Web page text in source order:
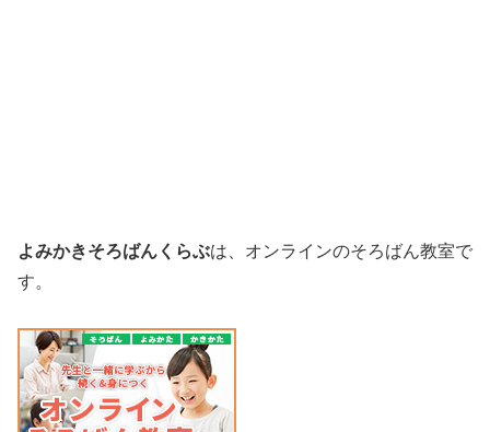
よみかきそろばんくらぶは、オンラインのそろばん教室で
す。